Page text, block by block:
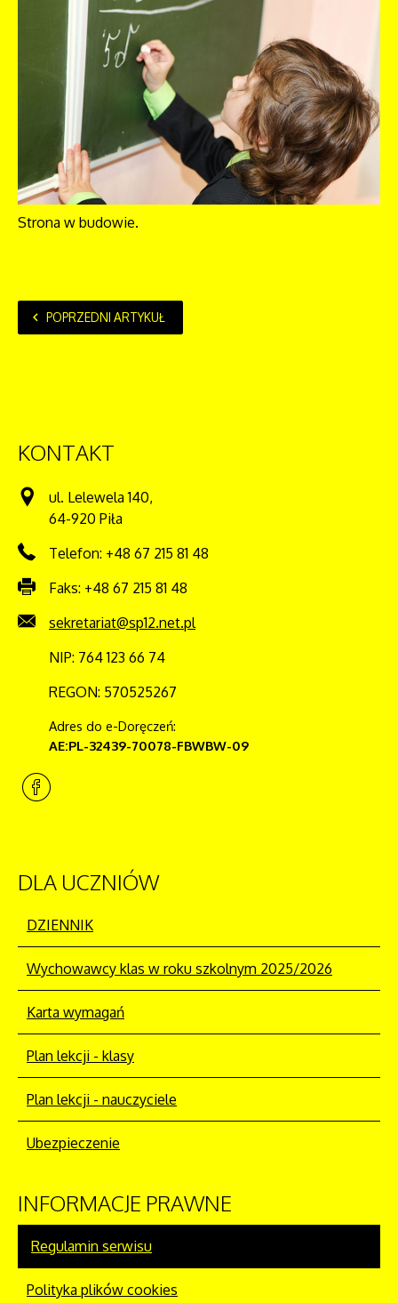
Strona w budowie.
POPRZEDNI ARTYKUŁ
KONTAKT
ul. Lelewela 140,
64-920 Piła
Telefon: +48 67 215 81 48
Faks: +48 67 215 81 48
sekretariat@sp12.net.pl
NIP: 764 123 66 74
REGON: 570525267
Adres do e-Doręczeń:
AE:PL-32439-70078-FBWBW-09
DLA UCZNIÓW
DZIENNIK
Wychowawcy klas w roku szkolnym 2025/2026
Karta wymagań
Plan lekcji - klasy
Plan lekcji - nauczyciele
Ubezpieczenie
INFORMACJE PRAWNE
Regulamin serwisu
Polityka plików cookies